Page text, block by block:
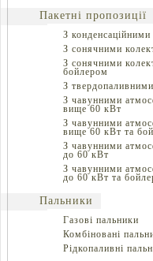
Пакетні пропозиції
З
З сонячними
З сонячними
бойлером
З
З чавунними
вище 60 кВт
З чавунними
вище 60 кВт та
З чавунними
до 60 кВт
З чавунними
до 60 кВт та
Пальники
Газові пальники
Комбіновані
Рідкопаливні